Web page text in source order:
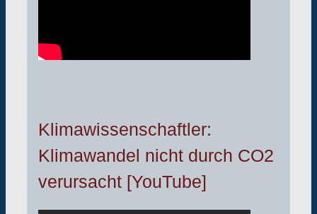
Klimawissenschaftler:
Klimawandel nicht durch CO2
verursacht [YouTube]